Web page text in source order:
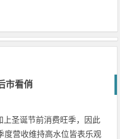
市看俏
上圣诞节前消费旺季，因此
度营收维持高水位皆表乐观